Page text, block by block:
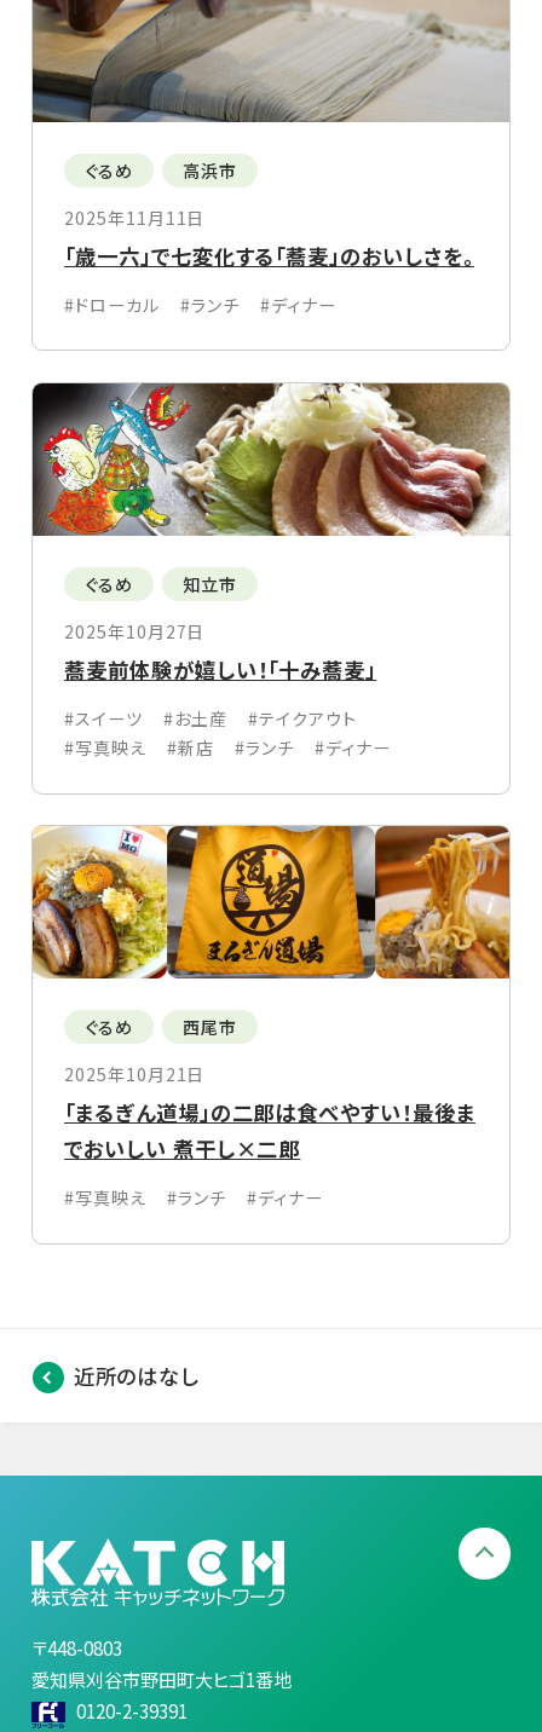
ぐるめ
高浜市
2025年11月11日
「歳一六」で七変化する「蕎麦」のおいしさを。
#ドローカル #ランチ #ディナー
ぐるめ
知立市
2025年10月27日
蕎麦前体験が嬉しい！「十み蕎麦」
#スイーツ #お土産
#テイクアウト
#写真映え
#新店 #ランチ #ディナー
ぐるめ
西尾市
2025年10月21日
「まるぎん道場」の二郎は食べやすい！最後ま
でおいしい 煮干し×二郎
#写真映え #ランチ #ディナー
近所のはなし
〒448-0803
愛知県刈谷市野田町大ヒゴ1番地
0120-2-39391